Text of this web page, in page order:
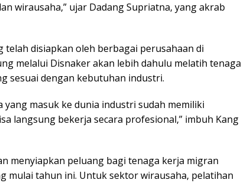
wirausaha,” ujar Dadang Supriatna, yang akrab
telah disiapkan oleh berbagai perusahaan di
melalui Disnaker akan lebih dahulu melatih tenaga
sesuai dengan kebutuhan industri.
yang masuk ke dunia industri sudah memiliki
langsung bekerja secara profesional,” imbuh Kang
menyiapkan peluang bagi tenaga kerja migran
mulai tahun ini. Untuk sektor wirausaha, pelatihan